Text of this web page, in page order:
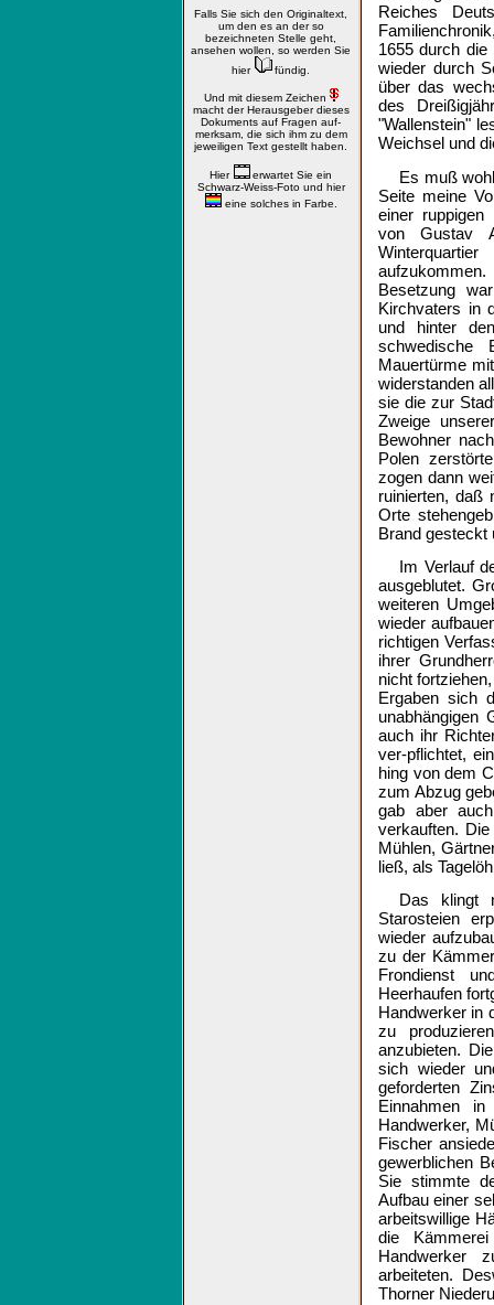
Falls Sie sich den Originaltext,
um den es an der so
bezeichneten Stelle geht,
ansehen wollen, so werden Sie
hier
fündig.
Und mit diesem Zeichen
macht der Herausgeber dieses
Dokuments auf Fragen auf-
merksam, die sich ihm zu dem
jeweiligen Text gestellt haben.
Hier
erwartet Sie ein
Schwarz-Weiss-Foto und hier
eine solches in Farbe.
Reiches
1655 durch die
wieder durch
über das
des
"Wallenstein"
Weichsel und
Es muß
Seite meine
einer ruppigen
von Gustav
aufzukommen.
Besetzung
Kirchvaters in
und hinter
schwedische
Mauertürme
widerstanden
sie die zur
Zweige
Bewohner
Polen
zogen dann
ruinierten,
Orte
Brand gesteckt
Im Verlauf
ausgeblutet.
weiteren
wieder
richtigen
ihrer
nicht
Ergaben sich
unabhängigen
auch ihr
ver-pflichtet,
hing von dem
zum Abzug
gab aber
verkauften.
Mühlen,
ließ, als
Das klingt
Starosteien
wieder
zu der
Frondienst
Heerhaufen
Handwerker in
zu
anzubieten.
sich wieder
geforderten
Einnahmen
Handwerker,
Fischer
gewerblichen
Sie stimmte
Aufbau einer
arbeitswillige
die
Handwerker
arbeiteten.
Thorner